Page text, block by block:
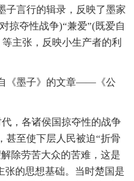
子言行的辑录，反映了墨家
掠夺性战争)“兼爱”(既爱自
主张，反映小生产者的利
《墨子》的文章——《公
，各诸侯国掠夺性的战争
甚至使下层人民被迫“折骨
除劳苦大众的苦难，这是
张的思想基础。当时楚国是